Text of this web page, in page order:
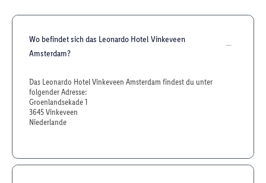
Wo befindet sich das Leonardo Hotel Vinkeveen
Amsterdam?
Das Leonardo Hotel Vinkeveen Amsterdam findest du unter
folgender Adresse:
Groenlandsekade 1
3645 Vinkeveen
Niederlande